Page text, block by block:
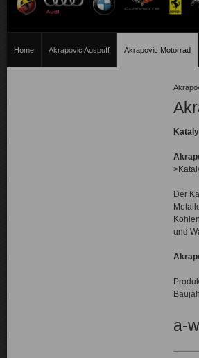
Home Akrapovic Auspuff Akrapovic Motorrad
Der
und
a-